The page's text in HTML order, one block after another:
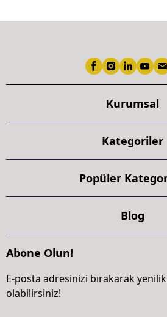
Kurumsal
Kategoriler
Popüler
Blog
Abone Olun!
E-posta adresinizi bırakarak
olabilirsiniz!